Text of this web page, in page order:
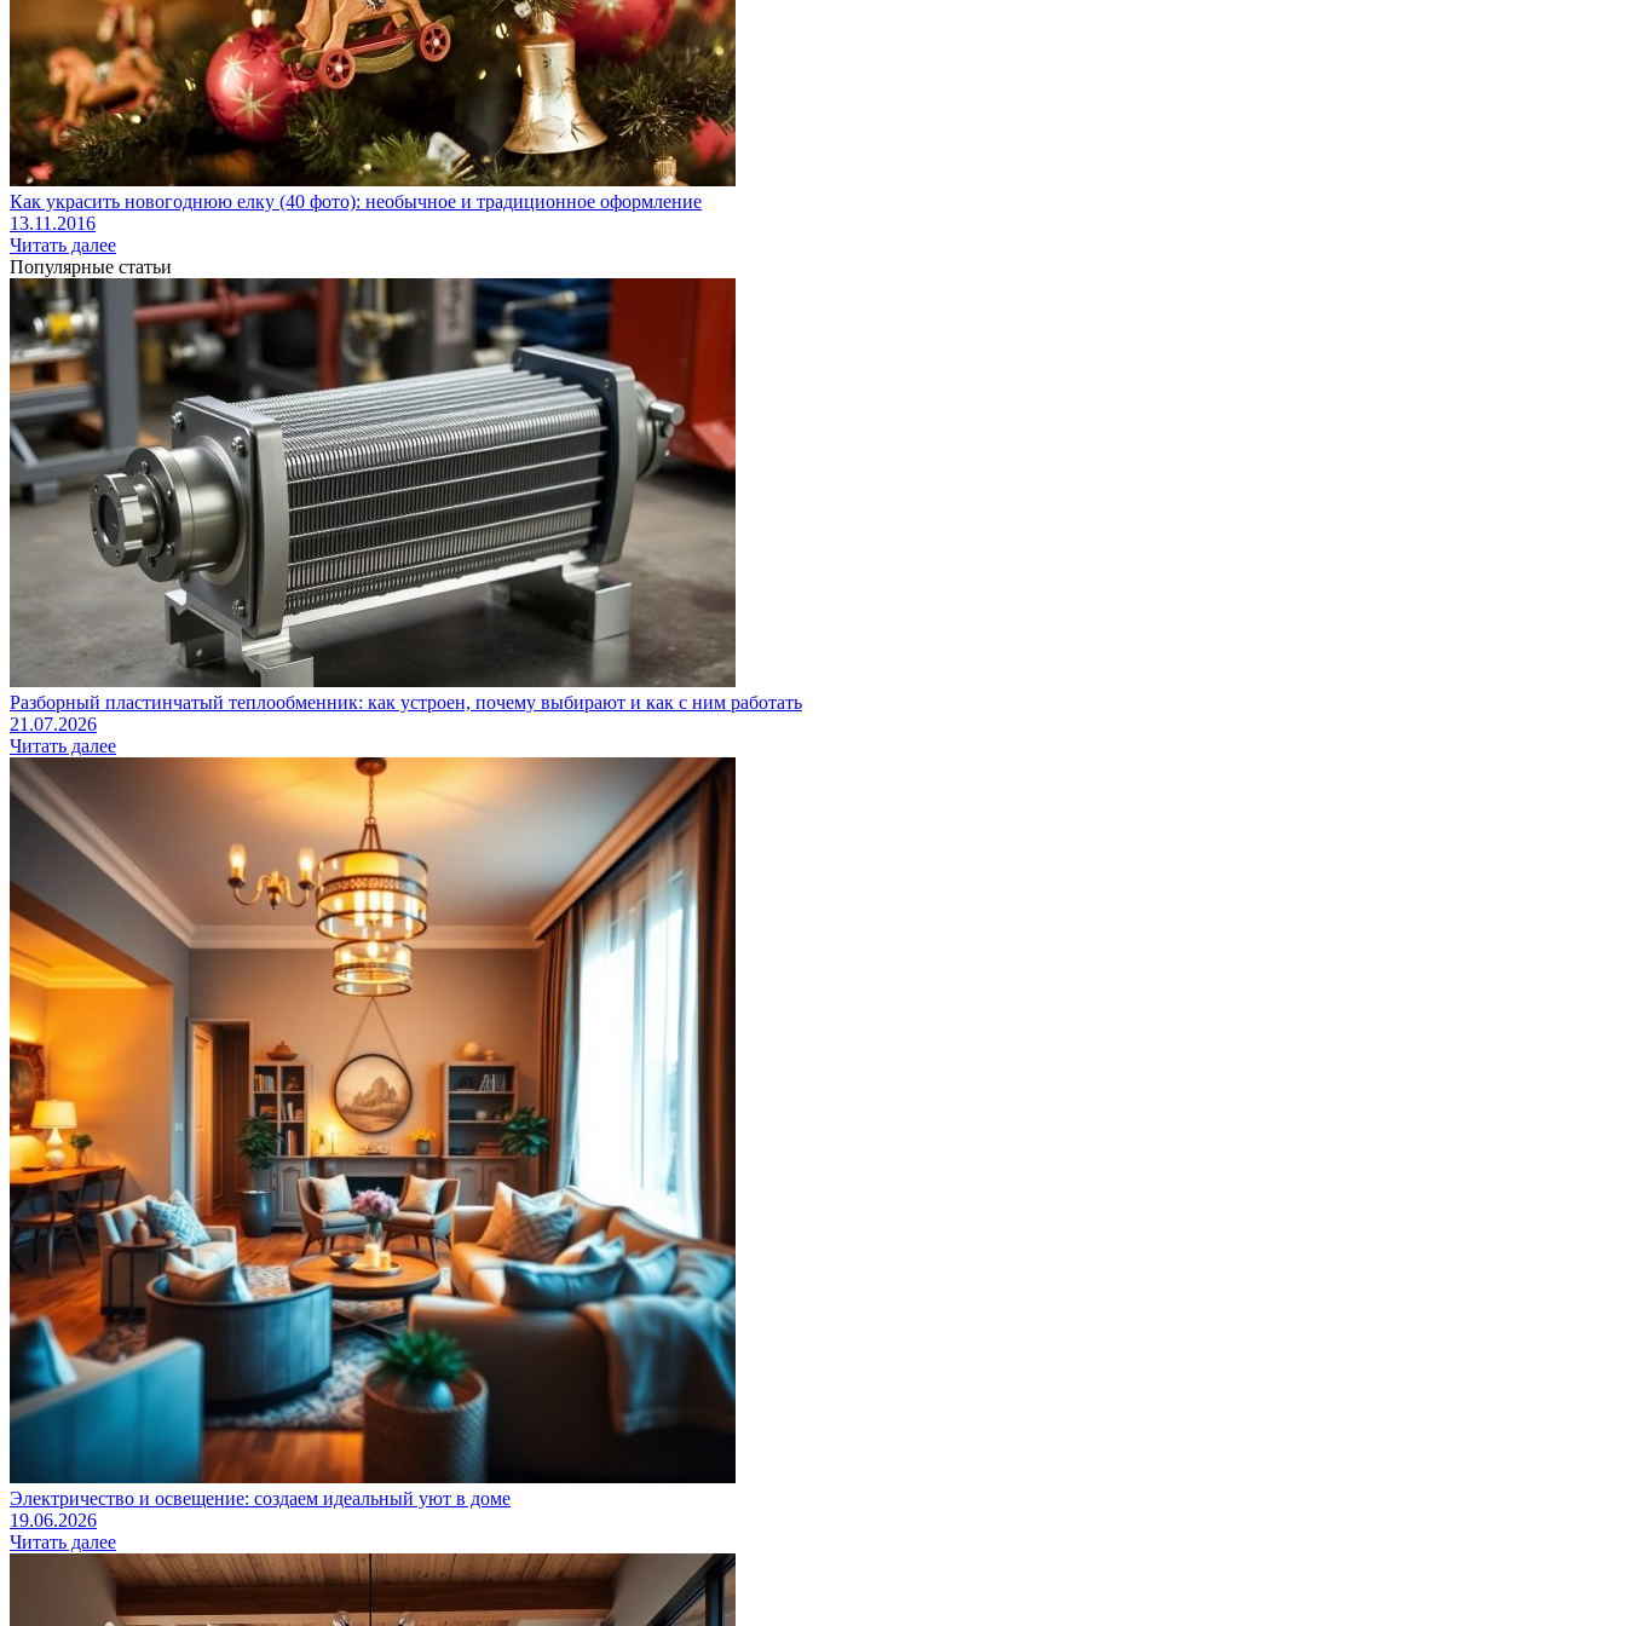
Как украсить новогоднюю елку (40 фото): необычное и традиционное оформление
13.11.2016
Читать далее
Популярные статьи
Разборный пластинчатый теплообменник: как устроен, почему выбирают и как с ним работать
21.07.2026
Читать далее
Электричество и освещение: создаем идеальный уют в доме
19.06.2026
Читать далее